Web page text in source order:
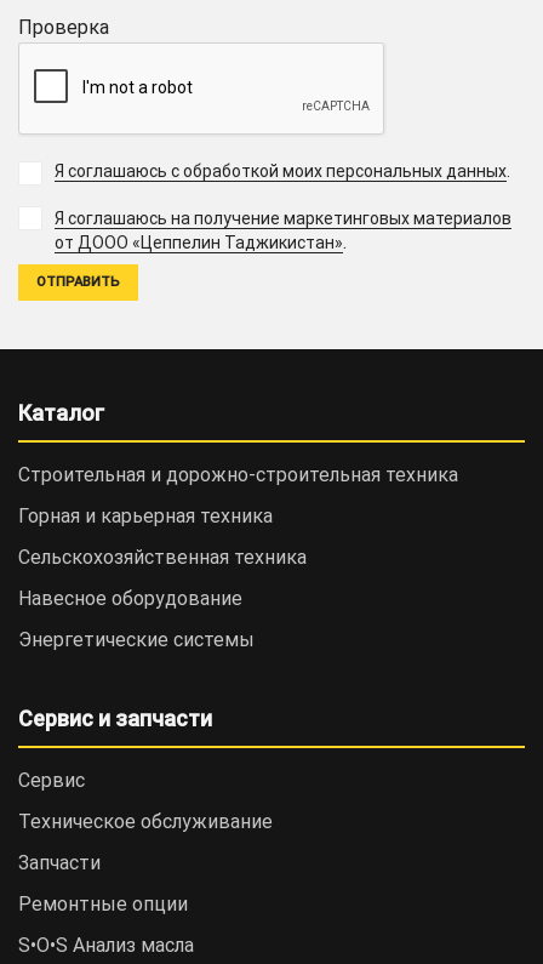
Проверка
Я соглашаюсь с обработкой моих персональных данных
Я соглашаюсь на получение маркетинговых материалов
от ДООО «Цеппелин Таджикистан».
Каталог
Строительная и дорожно-cтроительная техника
Горная и карьерная техника
Сельскохозяйственная техника
Навесное оборудование
Энергетические системы
Сервис и запчасти
Сервис
Техническое обслуживание
Запчасти
Ремонтные опции
S•O•S Анализ масла